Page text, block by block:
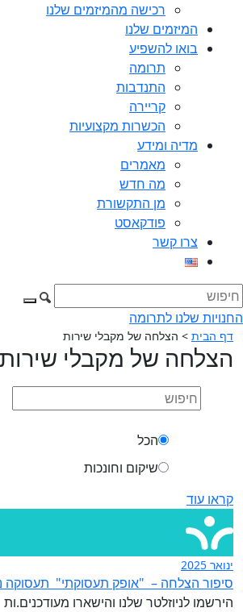
רכישה מהמיזמים שלנו
המיזמים שלנו
בואו להשפיע
תרומה
התנדבות
קריירה
הכשרות מקצועיות
מדיה ומידע
מאמרים
מה חדש
מן התקשורת
פודקאסט
צרו קשר
החנויות שלנו לתרומה
דף הבית > הצלחה של מקבלי שירות
הצלחה של מקבלי שירות
הכל
שיקום וחונכות
קראו עוד
ינואר 2025
סיפור הצלחה – "אופק תעסוקתי" תעסוקה
הירשמו לניוזלטר שלנו והישארו מעודכנים.ות